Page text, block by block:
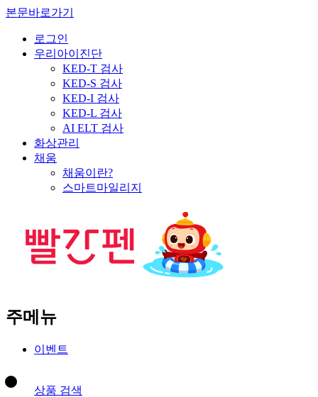
본문바로가기
로그인
우리아이진단
KED-T 검사
KED-S 검사
KED-I 검사
KED-L 검사
AI ELT 검사
화상관리
채움
채움이란?
스마트마일리지
주메뉴
이벤트
상품 검색